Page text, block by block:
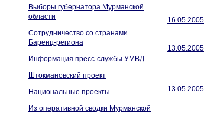
Выборы губернатора Мурманской
области
Сотрудничество со странами
Баренц-региона
Информация пресс-службы УМВД
Штокмановский проект
Национальные проекты
Из оперативной сводки Мурманской
16.05.2005
13.05.2005
13.05.2005